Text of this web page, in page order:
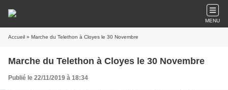
MENU
Accueil » Marche du Telethon à Cloyes le 30 Novembre
Marche du Telethon à Cloyes le 30 Novembre
Publié le 22/11/2019 à 18:34